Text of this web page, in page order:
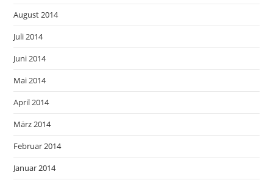
August 2014
Juli 2014
Juni 2014
Mai 2014
April 2014
März 2014
Februar 2014
Januar 2014